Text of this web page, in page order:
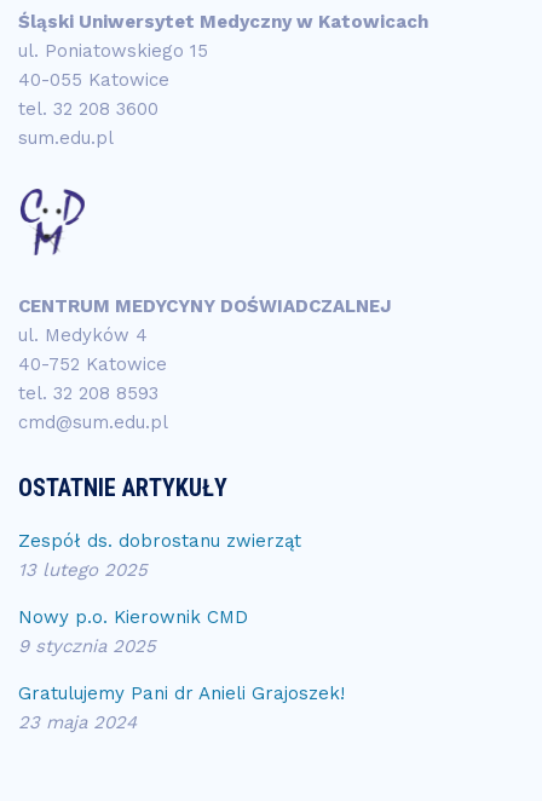
Śląski Uniwersytet Medyczny w Katowicach
ul. Poniatowskiego 15
40-055 Katowice
tel. 32 208 3600
sum.edu.pl
CENTRUM MEDYCYNY DOŚWIADCZALNEJ
ul. Medyków 4
40-752 Katowice
tel. 32 208 8593
cmd@sum.edu.pl
OSTATNIE ARTYKUŁY
Zespół ds. dobrostanu zwierząt
13 lutego 2025
Nowy p.o. Kierownik CMD
9 stycznia 2025
Gratulujemy Pani dr Anieli Grajoszek!
23 maja 2024